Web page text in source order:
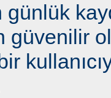
günlük
güvenilir